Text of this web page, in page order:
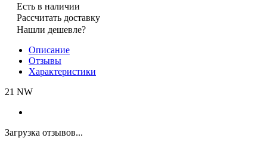
Есть в наличии
Рассчитать доставку
Нашли дешевле?
Описание
Отзывы
Характеристики
21 NW
Загрузка отзывов...